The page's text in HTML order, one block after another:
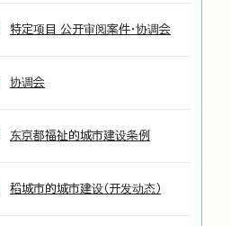
特定项目 公开审阅案件・协调会
协调会
东京都福祉的城市建设条例
稻城市的城市建设（开发动态）